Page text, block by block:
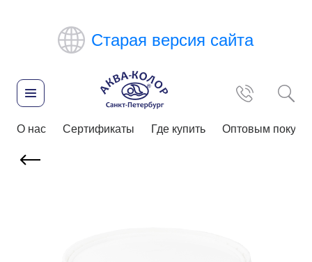
Старая версия сайта
О нас Сертификаты Где купить Оптовым